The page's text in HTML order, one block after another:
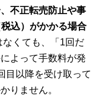
不正転売防止や事
込）がかかる場合
くても、「1回だ
よって手数料が発
目以降を受け取って
りません。